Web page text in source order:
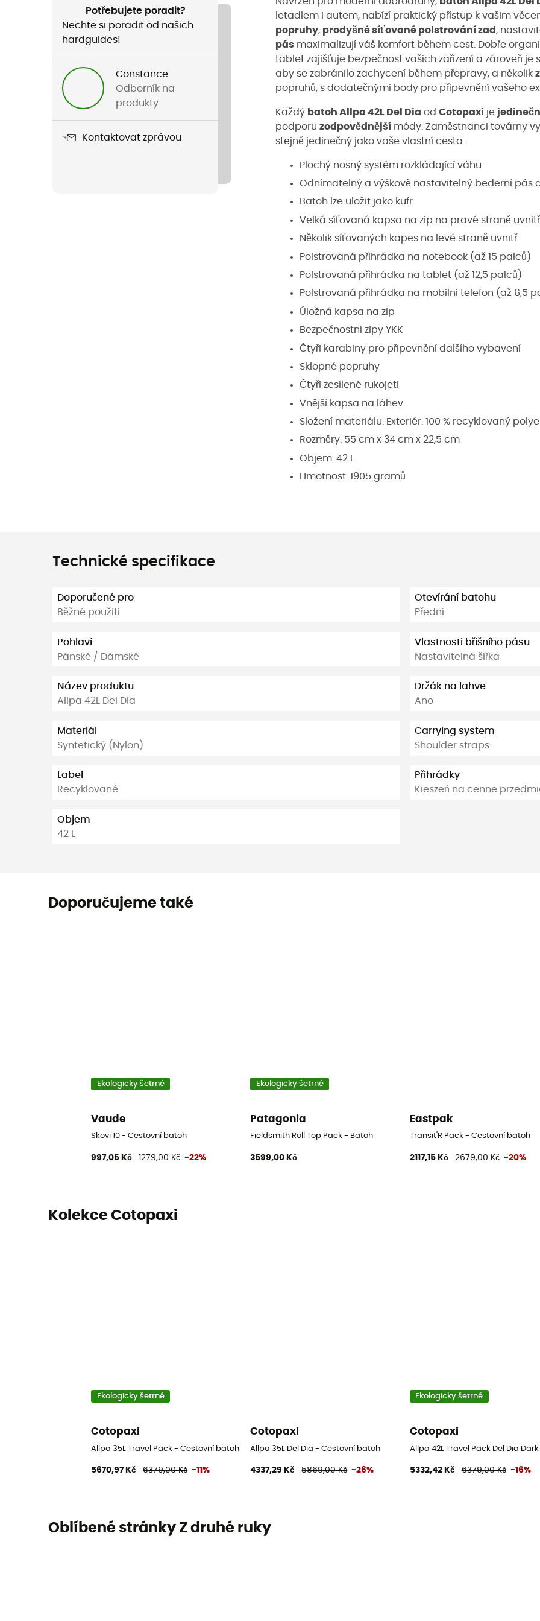
Potřebujete poradit?
Nechte si poradit od našich
hardguides!
Constance
Odborník na
produkty
Kontaktovat zprávou
letadlem i autem, nabízí praktický přístup k vašim
popruhy, prodyšné síťované polstrování zad ,
pás maximalizují váš komfort během cest. Dobře
tablet zajišťuje bezpečnost vašich zařízení a zároveň je
aby se zabránilo zachycení během přepravy, a několik
popruhů, s dodatečnými body pro připevnění vašeho
Každý batoh Allpa 42L Del Dia od Cotopaxi je
podporu zodpovědnější módy. Zaměstnanci továrny
stejně jedinečný jako vaše vlastní cesta.
Plochý nosný systém rozkládající váhu
Odnímatelný a výškově nastavitelný bederní pás
Batoh lze uložit jako kufr
Velká síťovaná kapsa na zip na pravé straně uvnitř
Několik síťovaných kapes na levé straně uvnitř
Polstrovaná přihrádka na notebook (až 15 palců)
Polstrovaná přihrádka na tablet (až 12,5 palců)
Polstrovaná přihrádka na mobilní telefon (až 6,5
Úložná kapsa na zip
Bezpečnostní zipy YKK
Čtyři karabiny pro připevnění dalšího vybavení
Sklopné popruhy
Čtyři zesílené rukojeti
Vnější kapsa na láhev
Složení materiálu: Exteriér: 100 % recyklovaný
Rozměry: 55 cm x 34 cm x 22,5 cm
Objem: 42 L
Hmotnost: 1905 gramů
Technické specifikace
Doporučené pro
Běžné použití
Pohlaví
Pánské / Dámské
Název produktu
Allpa 42L Del Dia
Materiál
Syntetický (Nylon)
Label
Recyklované
Objem
42 L
Otevírání batohu
Přední
Vlastnosti břišního pásu
Nastavitelná šířka
Držák na lahve
Ano
Carrying system
Shoulder straps
Přihrádky
Kieszeń na cenne
Doporučujeme také
Ekologicky šetrné
Vaude
Skovi 10 - Cestovní batoh
997,06 Kč 1279,00 Kč -22%
Ekologicky šetrné
Patagonia
Fieldsmith Roll Top Pack - Batoh
3599,00 Kč
Eastpak
Transit'R Pack - Cestovní batoh
2117,15 Kč 2679,00 Kč -20%
Kolekce Cotopaxi
Ekologicky šetrné
Cotopaxi
Allpa 35L Travel Pack - Cestovní batoh
5670,97 Kč 6379,00 Kč -11%
Cotopaxi
Allpa 35L Del Dia - Cestovní batoh
4337,29 Kč 5869,00 Kč -26%
Ekologicky šetrné
Cotopaxi
Allpa 42L Travel Pack Del Dia
5332,42 Kč 6379,00 Kč -16%
Oblíbené stránky Z druhé ruky